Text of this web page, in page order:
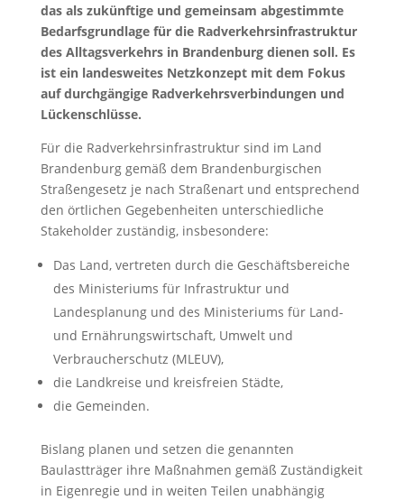
das als zukünftige und gemeinsam abgestimmte
Bedarfsgrundlage für die Radverkehrsinfrastruktur
des Alltagsverkehrs in Brandenburg dienen soll. Es
ist ein landesweites Netzkonzept mit dem Fokus
auf durchgängige Radverkehrsverbindungen und
Lückenschlüsse.
Für die Radverkehrsinfrastruktur sind im Land
Brandenburg gemäß dem Brandenburgischen
Straßengesetz je nach Straßenart und entsprechend
den örtlichen Gegebenheiten unterschiedliche
Stakeholder zuständig, insbesondere:
Das Land, vertreten durch die Geschäftsbereiche
des Ministeriums für Infrastruktur und
Landesplanung und des Ministeriums für Land-
und Ernährungswirtschaft, Umwelt und
Verbraucherschutz (MLEUV),
die Landkreise und kreisfreien Städte,
die Gemeinden.
Bislang planen und setzen die genannten
Baulastträger ihre Maßnahmen gemäß Zuständigkeit
in Eigenregie und in weiten Teilen unabhängig